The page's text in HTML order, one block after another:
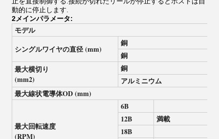
動的に停止します.
2メインパラメータ:
モデル
シングルワイヤの直径 (mm)
銅
銅
最大横切り
(mm2)
銅
アルミニウム
最大線状電導体OD (mm)
最大回転速度
(RPM)
6B
12B
満載
18B